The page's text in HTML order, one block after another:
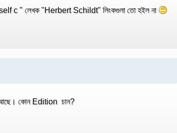
c " লেখক "Herbert Schildt" লিংকগুলা তো হইল না
আছে। কোন Edition চান?